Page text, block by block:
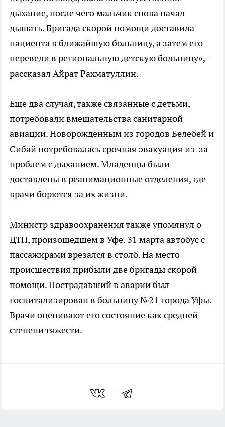
дыхание, после чего мальчик снова начал
дышать. Бригада скорой помощи доставила
пациента в ближайшую больницу, а затем его
перевели в региональную детскую больницу», –
рассказал Айрат Рахматуллин.
Еще два случая, также связанные с детьми,
потребовали вмешательства санитарной
авиации. Новорожденным из городов Белебей и
Сибай потребовалась срочная эвакуация из-за
проблем с дыханием. Младенцы были
доставлены в реанимационные отделения, где
врачи борются за их жизни.
Министр здравоохранения также упомянул о
ДТП, произошедшем в Уфе. 31 марта автобус с
пассажирами врезался в столб. На место
происшествия прибыли две бригады скорой
помощи. Пострадавший в аварии был
госпитализирован в больницу №21 города Уфы.
Врачи оценивают его состояние как средней
степени тяжести.